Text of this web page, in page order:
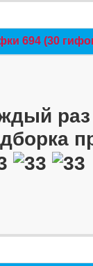
694 (30